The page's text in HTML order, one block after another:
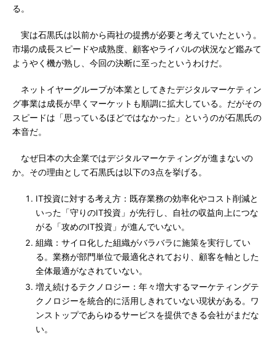
る。
実は石黒氏は以前から両社の提携が必要と考えていたという。
市場の成長スピードや成熟度、顧客やライバルの状況など鑑みて
ようやく機が熟し、今回の決断に至ったというわけだ。
ネットイヤーグループが本業としてきたデジタルマーケティン
グ事業は成長が早くマーケットも順調に拡大している。だがその
スピードは「思っているほどではなかった」というのが石黒氏の
本音だ。
なぜ日本の大企業ではデジタルマーケティングが進まないの
か。その理由として石黒氏は以下の3点を挙げる。
IT投資に対する考え方：既存業務の効率化やコスト削減と
いった「守りのIT投資」が先行し、自社の収益向上につな
がる「攻めのIT投資」が進んでいない。
組織：サイロ化した組織がバラバラに施策を実行してい
る。業務が部門単位で最適化されており、顧客を軸とした
全体最適がなされていない。
増え続けるテクノロジー：年々増大するマーケティングテ
クノロジーを統合的に活用しきれていない現状がある。ワ
ンストップであらゆるサービスを提供できる会社がまだな
い。